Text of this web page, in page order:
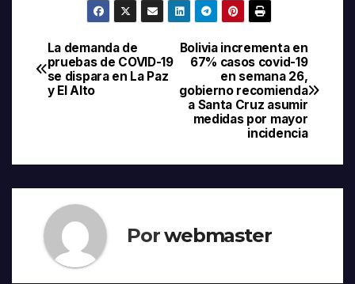
Navegación
de
Bolivia incrementa en
67% casos covid-19
en semana 26,
gobierno recomienda
a Santa Cruz asumir
medidas por mayor
incidencia
La demanda de
pruebas de COVID-19
se dispara en La Paz
y El Alto
Porwebmaster